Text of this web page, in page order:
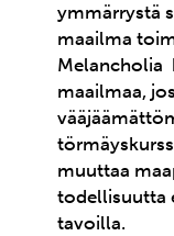
ymmärrystä
maailma
Melancholia
maailmaa,
muuttaa
todellisuutta
tavoilla.